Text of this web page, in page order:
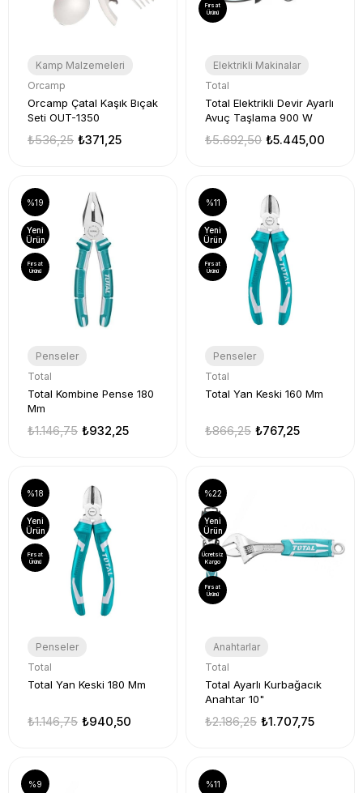
Kamp Malzemeleri
Orcamp
Orcamp Çatal Kaşık Bıçak
Seti OUT-1350
₺371,25
₺536,25
Elektrikli Makinalar
Total
Total Elektrikli Devir Ayarlı
Avuç Taşlama 900 W
₺5.445,00
₺5.692,50
Fırsat
Ürünü
Penseler
Total
Total Kombine Pense 180
Mm
₺932,25
₺1.146,75
%19
Yeni
Ürün
Fırsat
Ürünü
Penseler
Total
Total Yan Keski 160 Mm
₺767,25
₺866,25
%11
Yeni
Ürün
Fırsat
Ürünü
Penseler
Total
Total Yan Keski 180 Mm
₺940,50
₺1.146,75
%18
Yeni
Ürün
Fırsat
Ürünü
Anahtarlar
Total
Total Ayarlı Kurbağacık
Anahtar 10"
₺1.707,75
₺2.186,25
%22
Yeni
Ürün
Ücretsiz
Kargo
Fırsat
Ürünü
%9 %11